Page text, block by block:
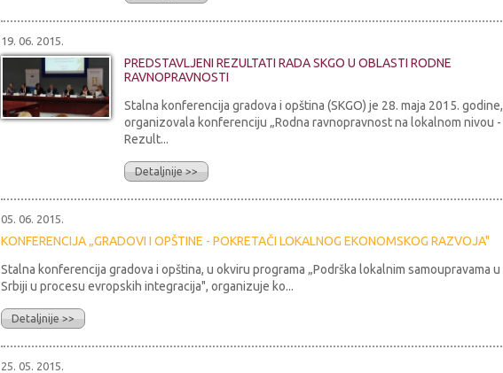
19. 06. 2015.
PREDSTAVLJENI REZULTATI RADA SKGO U OBLASTI RODNE
RAVNOPRAVNOSTI
Stalna konferencija gradova i opština (SKGO) je 28. maja 2015. godine,
organizovala konferenciju „Rodna ravnopravnost na lokalnom nivou -
Rezult...
Detaljnije >>
05. 06. 2015.
KONFERENCIJA „GRADOVI I OPŠTINE - POKRETAČI LOKALNOG EKONOMSKOG RAZVOJA"
Stalna konferencija gradova i opština, u okviru programa „Podrška lokalnim samoupravama u
Srbiji u procesu evropskih integracija", organizuje ko...
Detaljnije >>
25. 05. 2015.